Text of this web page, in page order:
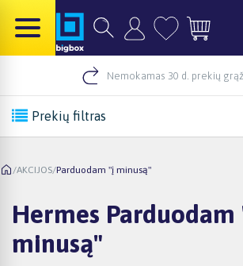
Nemokamas 30 d. prekių
Prekių filtras
/AKCIJOS/Parduodam "į minusą"
Hermes Parduodam
minusą"